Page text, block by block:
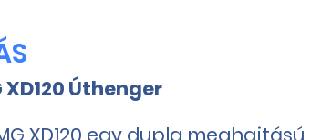
XD120 Úthenger
XD120 egy dupla